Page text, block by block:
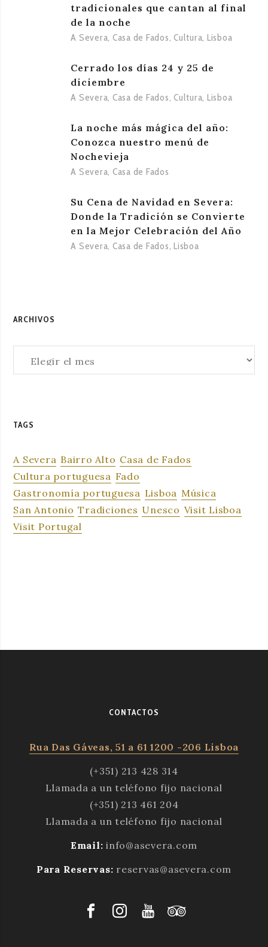
tradicionales que cantan al final
de la noche
A Severa, Casa de Fados,Cultura, Lisboa
Cerrado los días 24 y 25 de
diciembre
A Severa, Casa de Fados,Cultura, Lisboa
La noche más mágica del año:
Conozca nuestro menú de
Nochevieja
A Severa, Casa de Fados
Su Cena de Navidad en Severa:
Donde la Tradición se Convierte
en la Mejor Celebración del Año
A Severa, Casa de Fados,Lisboa
ARCHIVOS
TAGS
A Severa Bairro Alto Casa de Fados
Cultura portuguesa Fado
Gastronomía portuguesa Lisboa Música
San Antonio Tradiciones Unesco Visit Lisboa
Visit Portugal
CONTACTOS
Rua Das Gáveas, 51 a 61 1200 -206 Lisboa
(+351) 213 428 314
Llamada a un teléfono fijo nacional
(+351) 213 461 204
Llamada a un teléfono fijo nacional
Email: info@asevera.com
Para Reservas: reservas@asevera.com